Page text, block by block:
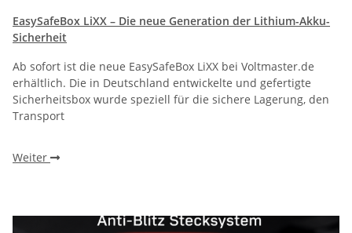
EasySafeBox LiXX – Die neue Generation der Lithium-Akku-
Sicherheit
Ab sofort ist die neue EasySafeBox LiXX bei Voltmaster.de
erhältlich. Die in Deutschland entwickelte und gefertigte
Sicherheitsbox wurde speziell für die sichere Lagerung, den
Transport
Weiter